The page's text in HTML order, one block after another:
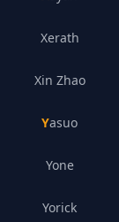
Xerath
Xin Zhao
Yasuo
Yone
Yorick